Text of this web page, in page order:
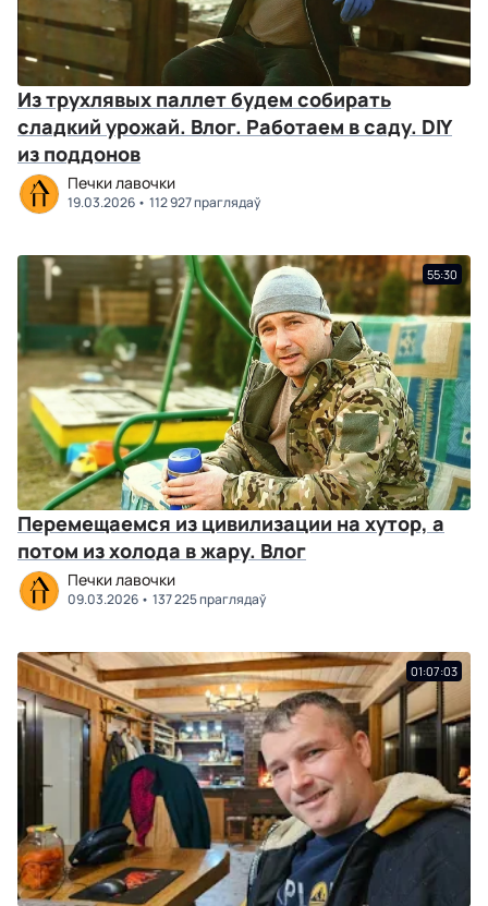
Из трухлявых паллет будем собирать
сладкий урожай. Влог. Работаем в саду. DIY
из поддонов
Печки лавочки
19.03.2026 112 927 праглядаў
55:30
Перемещаемся из цивилизации на хутор, а
потом из холода в жару. Влог
Печки лавочки
09.03.2026 137 225 праглядаў
01:07:03